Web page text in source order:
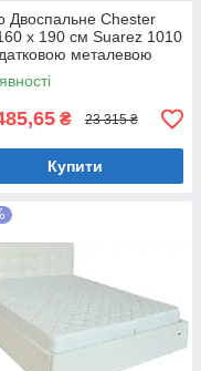
Двоспальне Chester
х 190 см Suarez 1010
металевою
рамою
₴ 23 315 ₴
Купити